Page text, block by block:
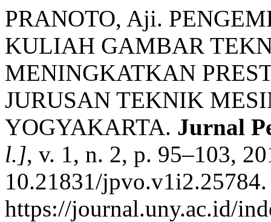
PRANOTO, Aji.
KULIAH GAMBAR
MENINGKATKAN
JURUSAN TEKNIK
YOGYAKARTA. Jurnal
l.], v. 1, n. 2, p. 95–103,
10.21831/
https://journal.uny.ac.id/